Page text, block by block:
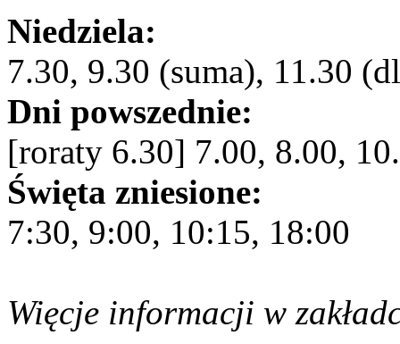
Niedziela:
7.30, 9.30 (suma), 11.30
Dni powszednie:
[roraty 6.30] 7.00, 8.00,
Święta zniesione:
7:30, 9:00, 10:15, 18:00
Więcje informacji w